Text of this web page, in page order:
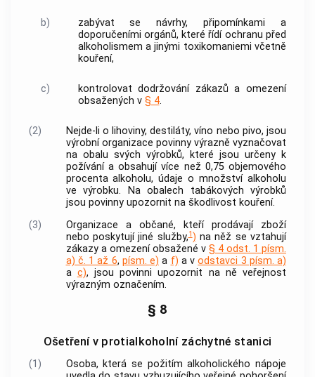
b)
zabývat se návrhy, připomínkami a
doporučeními orgánů, které řídí ochranu před
alkoholismem a jinými toxikomaniemi včetně
kouření,
c)
kontrolovat dodržování zákazů a omezení
obsažených v § 4.
(2)
Nejde-li o lihoviny, destiláty, víno nebo pivo, jsou
výrobní organizace povinny výrazně vyznačovat
na obalu svých výrobků, které jsou určeny k
požívání a obsahují více než 0,75 objemového
procenta alkoholu, údaje o množství alkoholu
ve výrobku. Na obalech tabákových výrobků
jsou povinny upozornit na škodlivost kouření.
(3)
Organizace a občané, kteří prodávají zboží
nebo poskytují jiné služby,1) na něž se vztahují
zákazy a omezení obsažené v § 4 odst. 1 písm.
a) č. 1 až 6, písm. e) a f) a vodstavci 3 písm. a)
a c), jsou povinni upozornit na ně veřejnost
výrazným označením.
§ 8
Ošetření v protialkoholní záchytné stanici
(1)
Osoba, která se požitím alkoholického nápoje